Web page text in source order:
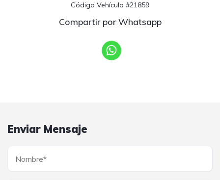
Código Vehículo #21859
Compartir por Whatsapp
Enviar Mensaje